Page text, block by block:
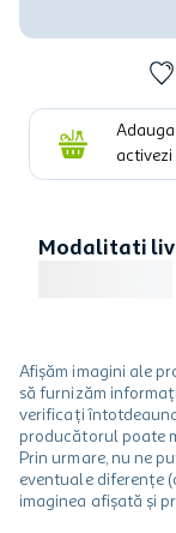
Adauga
activezi
Modalitati
Afișăm imagini ale
să furnizăm
verificați
producătorul poate
Prin urmare, nu ne
eventuale diferențe
imaginea afișată și